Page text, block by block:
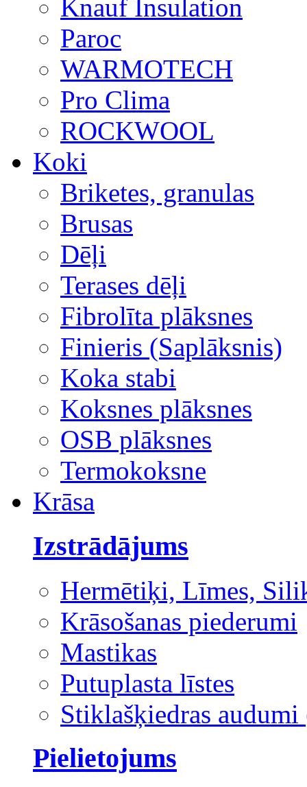
Knauf Insulation
Paroc
WARMOTECH
Pro Clima
ROCKWOOL
Koki
Briketes, granulas
Brusas
Dēļi
Terases dēļi
Fibrolīta plāksnes
Finieris (Saplāksnis)
Koka stabi
Koksnes plāksnes
OSB plāksnes
Termokoksne
Krāsa
Izstrādājums
Hermētiķi, Līmes,
Krāsošanas piederumi
Mastikas
Putuplasta līstes
Stiklašķiedras audumi
Pielietojums